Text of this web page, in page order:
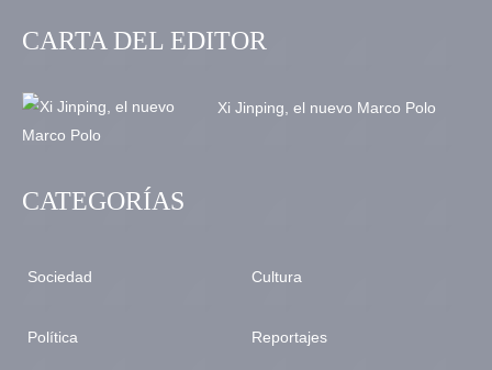
CARTA DEL EDITOR
Xi Jinping, el nuevo Marco Polo
CATEGORÍAS
Sociedad
Política
Cultura
Reportajes